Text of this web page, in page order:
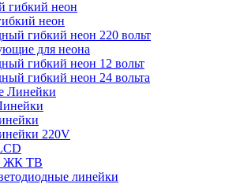
неон
гибкий неон 220 вольт
для неона
гибкий неон 12 вольт
гибкий неон 24 вольта
220V
ЖК ТВ
линейки